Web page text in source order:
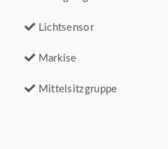
Lichtsensor
Markise
Mittelsitzgruppe